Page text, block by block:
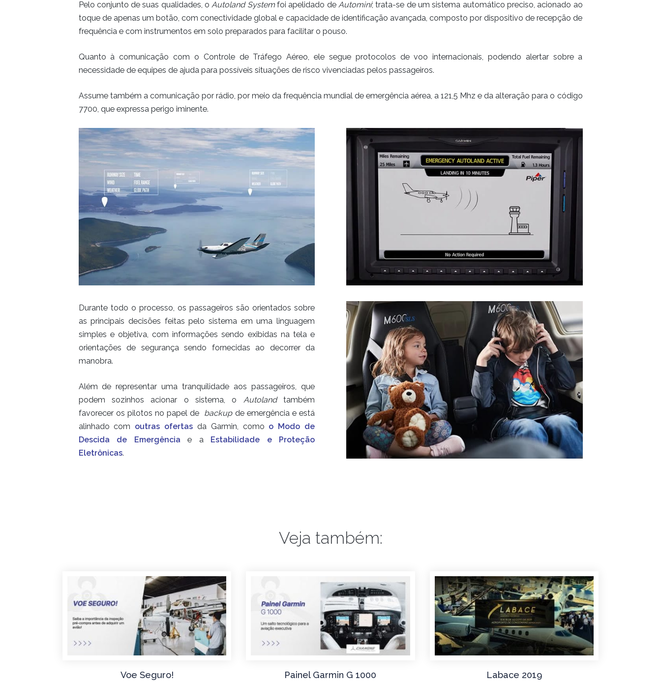
Pelo conjunto de suas qualidades, o Autoland Systemfoi apelidado de Autominí; trata-se de um sistema automático preciso, acionado ao
toque de apenas um botão, com conectividade global e capacidade de identificação avançada, composto por dispositivo de recepção de
frequência e com instrumentos em solo preparados para facilitar o pouso.
Quanto à comunicação com o Controle de Tráfego Aéreo, ele segue protocolos de voo internacionais, podendo alertar sobre a
necessidade de equipes de ajuda para possíveis situações de risco vivenciadas pelos passageiros.
Assume também a comunicação por rádio, por meio da frequência mundial de emergência aérea, a 121,5 Mhz e da alteração para o código
7700, que expressa perigo iminente.
Durante todo o processo, os passageiros são orientados sobre
as principais decisões feitas pelo sistema em uma linguagem
simples e objetiva, com informações sendo exibidas na tela e
orientações de segurança sendo fornecidas ao decorrer da
manobra.
Além de representar uma tranquilidade aos passageiros, que
podem sozinhos acionar o sistema, o Autolandtambém
favorecer os pilotos no papel de backupde emergência e está
alinhado com outras ofertas da Garmin, como o Modo de
Descida de Emergência e a Estabilidade e Proteção
Eletrônicas.
Veja também:
Voe Seguro! Painel Garmin G 1000 Labace 2019